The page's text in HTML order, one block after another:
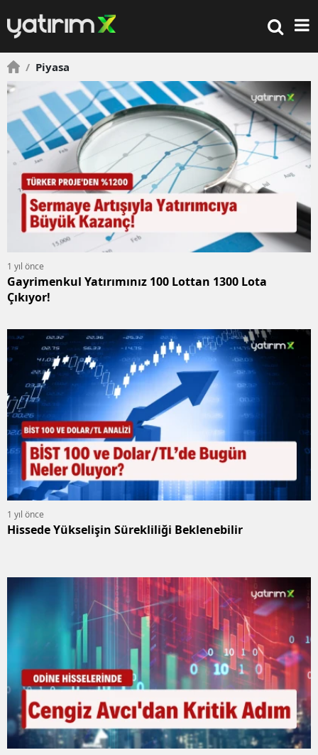
/ Piyasa
1 yıl önce
Gayrimenkul Yatırımınız 100 Lottan 1300 Lota
Çıkıyor!
1 yıl önce
Hissede Yükselişin Sürekliliği Beklenebilir